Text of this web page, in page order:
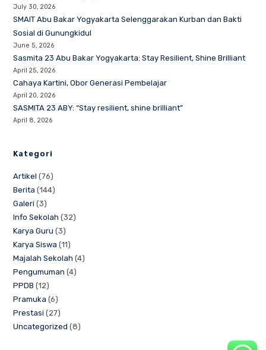
July 30, 2026
SMAIT Abu Bakar Yogyakarta Selenggarakan Kurban dan Bakti
Sosial di Gunungkidul
June 5, 2026
Sasmita 23 Abu Bakar Yogyakarta: Stay Resilient, Shine Brilliant
April 25, 2026
Cahaya Kartini, Obor Generasi Pembelajar
April 20, 2026
SASMITA 23 ABY: “Stay resilient, shine brilliant”
April 8, 2026
Kategori
Artikel (76)
Berita (144)
Galeri (3)
Info Sekolah (32)
Karya Guru (3)
Karya Siswa (11)
Majalah Sekolah (4)
Pengumuman (4)
PPDB (12)
Pramuka (6)
Prestasi (27)
Uncategorized (8)